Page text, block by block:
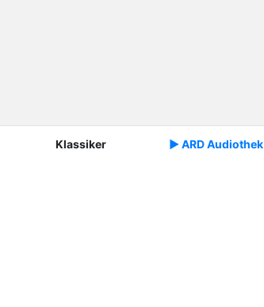
Klassiker ► ARD Audiothek